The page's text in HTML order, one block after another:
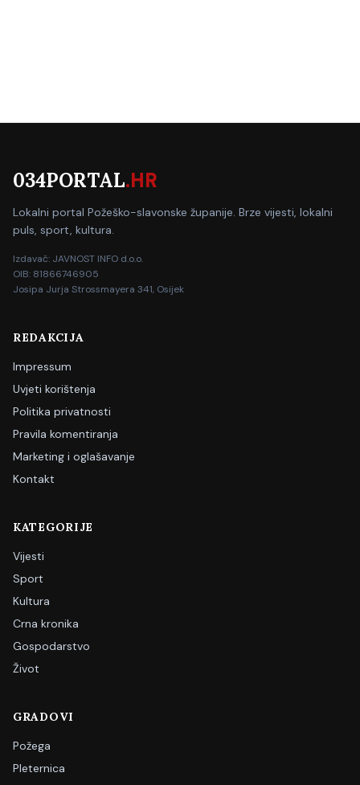
034PORTAL.HR
Lokalni portal Požeško-slavonske županije. Brze vijesti, lokalni
puls, sport, kultura.
Izdavač: JAVNOST INFO d.o.o.
OIB: 81866746905
Josipa Jurja Strossmayera 341, Osijek
REDAKCIJA
Impressum
Uvjeti korištenja
Politika privatnosti
Pravila komentiranja
Marketing i oglašavanje
Kontakt
KATEGORIJE
Vijesti
Sport
Kultura
Crna kronika
Gospodarstvo
Život
GRADOVI
Požega
Pleternica